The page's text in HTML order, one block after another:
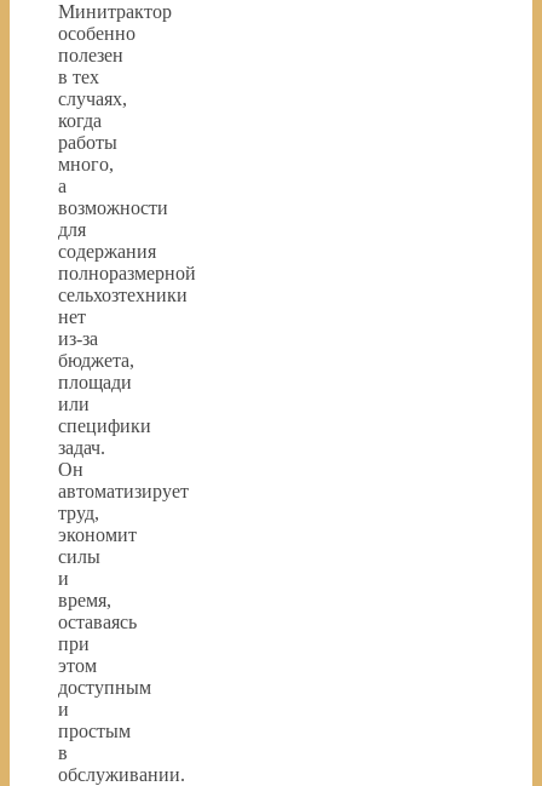
Минитрактор
особенно
полезен
в тех
случаях,
когда
работы
много,
а
возможности
для
содержания
полноразмерной
сельхозтехники
нет
из-за
бюджета,
площади
или
специфики
задач.
Он
автоматизирует
труд,
экономит
силы
и
время,
оставаясь
при
этом
доступным
и
простым
в
обслуживании.